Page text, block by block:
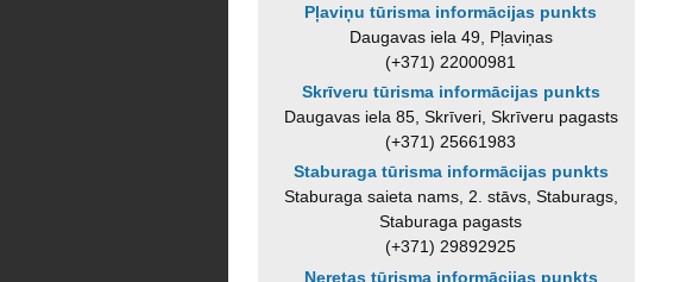
Pļaviņu tūrisma informācijas punkts
Daugavas iela 49, Pļaviņas
(+371) 22000981
Skrīveru tūrisma informācijas punkts
Daugavas iela 85, Skrīveri, Skrīveru pagasts
(+371) 25661983
Staburaga tūrisma informācijas punkts
Staburaga saieta nams, 2. stāvs, Staburags,
Staburaga pagasts
(+371) 29892925
Neretas tūrisma informācijas punkts